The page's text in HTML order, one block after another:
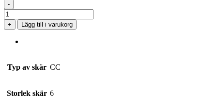
-
CCMT
060204-
FM
PHS225
+ Lägg till i varukorg
Typ av skär CC
Storlek skär 6